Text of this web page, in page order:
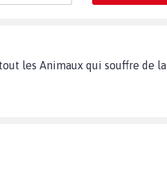
les Animaux qui souffre de la